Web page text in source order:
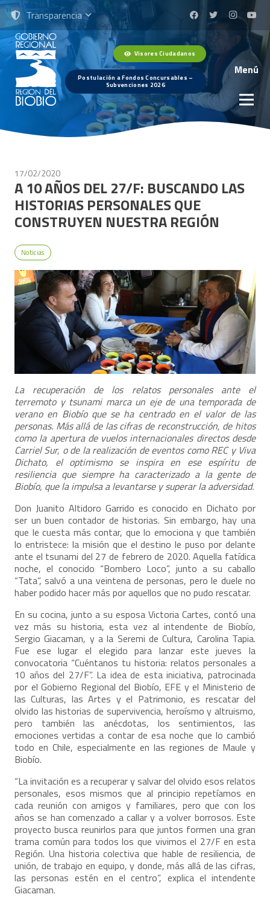
Transparencia
Visores Ciudadanos
Postulación a Fondos Concursables –
Subvenciones 2026
Menú
17/02/2020
A 10 AÑOS DEL 27/F: BUSCANDO LAS
HISTORIAS PERSONALES QUE
CONSTRUYEN NUESTRA REGIÓN
Noticias
La recuperación de los relatos personales ante el
terremoto y tsunami marca un eje de una temporada de
verano en Biobío que se ha centrado en el valor de las
personas. Más allá de las cifras de reconstrucción, de hitos
como la apertura de vuelos internacionales directos desde
Carriel Sur, o de la realización de eventos como REC y Viva
Dichato, el optimismo se inspira en ese espíritu de
resiliencia que siempre ha caracterizado a la gente de
Biobío, que la impulsa a levantarse y superar la adversidad.
Don Juanito Altidoro Garrido es conocido en Dichato por
ser un buen contador de historias. Sin embargo, hay una
que le cuesta más contar, que lo emociona y que también
lo entristece: la misión que el destino le puso por delante
ante el tsunami del 27 de febrero de 2020. Aquella fatídica
noche, el conocido “Bombero Loco”, junto a su caballo
“Tata”, salvó a una veintena de personas, pero le duele no
haber podido hacer más por aquellos que no pudo rescatar.
En su cocina, junto a su esposa Victoria Cartes, contó una
vez más su historia, esta vez al intendente de Biobío,
Sergio Giacaman, y a la Seremi de Cultura, Carolina Tapia.
Fue ese lugar el elegido para lanzar este jueves la
convocatoria “Cuéntanos tu historia: relatos personales a
10 años del 27/F”. La idea de esta iniciativa, patrocinada
por el Gobierno Regional del Biobío, EFE y el Ministerio de
las Culturas, las Artes y el Patrimonio, es rescatar del
olvido las historias de supervivencia, heroísmo y altruismo,
pero también las anécdotas, los sentimientos, las
emociones vertidas a contar de esa noche que lo cambió
todo en Chile, especialmente en las regiones de Maule y
Biobío.
“La invitación es a recuperar y salvar del olvido esos relatos
personales, esos mismos que al principio repetíamos en
cada reunión con amigos y familiares, pero que con los
años se han comenzado a callar y a volver borrosos. Este
proyecto busca reunirlos para que juntos formen una gran
trama común para todos los que vivimos el 27/F en esta
Región. Una historia colectiva que hable de resiliencia, de
unión, de trabajo en equipo, y donde, más allá de las cifras,
las personas estén en el centro”, explica el intendente
Giacaman.